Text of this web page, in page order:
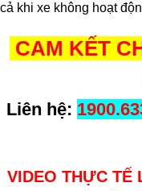
cả khi xe không hoạt
CAM KẾT
Liên hệ:
VIDEO THỰC TẾ